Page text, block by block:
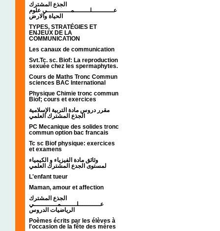
الجذع المشترك
عـــــــــــلــــــــمــــــــــــي علوم
الحياة والارض
TYPES, STRATÉGIES ET
ENJEUX DE LA
COMMUNICATION
Les canaux de communication
Svt.Tc. sc. Biof: La reproduction
sexuée chez les spermaphytes.
Cours de Maths Tronc Commun
sciences BAC International
Physique Chimie tronc commun
Biof; cours et exercices
مقرر دروس مادة التربية الإسلامية
الجذع المشترك العلمي
PC Mecanique des solides tronc
commun option bac francais
Tc sc Biof physique: exercices
et examens
وثائق مادة الفيزياء و الكيمياء
L'enfant tueur
Maman, amour et affection
الجذع المشترك
عـــــــــــلــــــــمــــــــــــي
الرياضيات الدروس
Poèmes écrits par les élèves à
l'occasion de la fête des mères